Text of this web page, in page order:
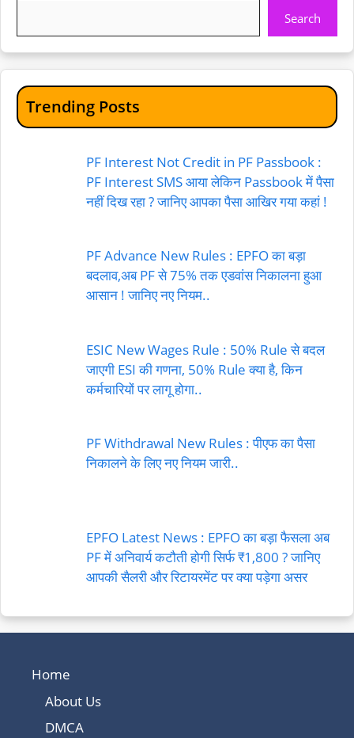
Search
Trending Posts
PF Interest Not Credit in PF Passbook :
PF Interest SMS आया लेकिन Passbook में पैसा
नहीं दिख रहा ? जानिए आपका पैसा आखिर गया कहां !
PF Advance New Rules : EPFO का बड़ा
बदलाव,अब PF से 75% तक एडवांस निकालना हुआ
आसान ! जानिए नए नियम..
ESIC New Wages Rule : 50% Rule से बदल
जाएगी ESI की गणना, 50% Rule क्या है, किन
कर्मचारियों पर लागू होगा..
PF Withdrawal New Rules : पीएफ का पैसा
निकालने के लिए नए नियम जारी..
EPFO Latest News : EPFO का बड़ा फैसला अब
PF में अनिवार्य कटौती होगी सिर्फ ₹1,800 ? जानिए
आपकी सैलरी और रिटायरमेंट पर क्या पड़ेगा असर
Home
About Us
DMCA